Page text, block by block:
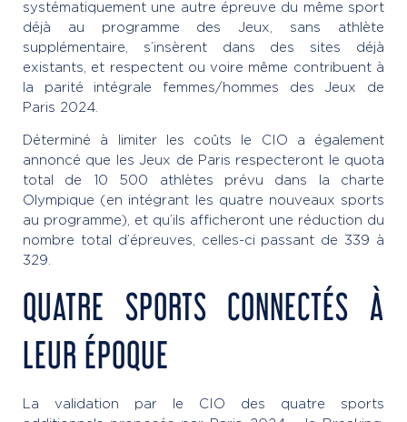
systématiquement une autre épreuve du même sport
déjà au programme des Jeux, sans athlète
supplémentaire, s’insèrent dans des sites déjà
existants, et respectent ou voire même contribuent à
la parité intégrale femmes/hommes des Jeux de
Paris 2024.
Déterminé à limiter les coûts le CIO a également
annoncé que les Jeux de Paris respecteront le quota
total de 10 500 athlètes prévu dans la charte
Olympique (en intégrant les quatre nouveaux sports
au programme), et qu’ils afficheront une réduction du
nombre total d’épreuves, celles-ci passant de 339 à
329.
QUATRE SPORTS CONNECTÉS À
LEUR ÉPOQUE
La validation par le CIO des quatre sports